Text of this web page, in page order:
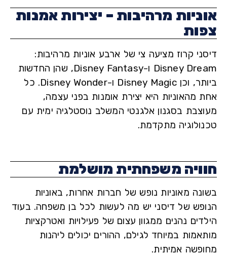
מרהיבות – יצירות אמנות
קרוז מציעה צי של ארבע אוניות מרהיבות:
Disney Dream ו-Disney Fantasy, שהן החדשות
ביותר, וכן Disney Magic ו-Disney Wonder. כל
מהאוניות היא יצירת אומנות בפני עצמה,
בסגנון אלגנטי המשלב נוסטלגיה ימית עם
מתקדמת.
משפחתית מושלמת
מאוניות נופש של חברות אחרות, באוניות
של דיסני יש מה לעשות לכל בן משפחה. בעוד
נהנים ממגוון עצום של פעילויות ואטרקציות
במיוחד לגילם, ההורים יכולים ליהנות
אמיתית.